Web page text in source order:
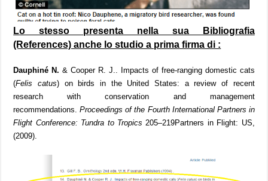
Lo stesso presenta nella sua Bibliografia
(References) anche lo studio a prima firma di :
Dauphiné N. & Cooper R. J.. Impacts of free-ranging domestic cats
(Felis catus) on birds in the United States: a review of recent
research with conservation and management
recommendations.Proceedings of the Fourth International Partners in
Flight Conference: Tundra to Tropics 205–219Partners in Flight: US,
(2009).